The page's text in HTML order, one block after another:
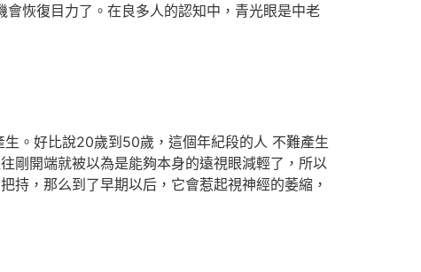
恢復目力了。在良多人的認知中，青光眼是中老
。好比說20歲到50歲，這個年紀段的人 不難產生
剛開端就被以為是能夠本身的遠視眼減輕了，所以
持，那么到了早期以后，它會惹起視神經的萎縮，